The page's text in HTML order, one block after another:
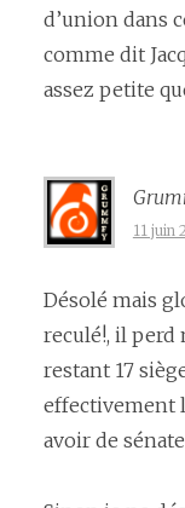
d’union dans
comme dit
assez petite
11 juin
Désolé mais
reculé!, il perd
restant 17
effectivement
avoir de